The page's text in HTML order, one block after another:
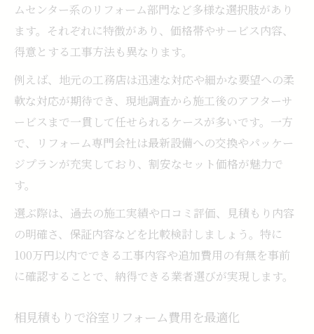
ムセンター系のリフォーム部門など多様な選択肢があり
ます。それぞれに特徴があり、価格帯やサービス内容、
得意とする工事方法も異なります。
例えば、地元の工務店は迅速な対応や細かな要望への柔
軟な対応が期待でき、現地調査から施工後のアフターサ
ービスまで一貫して任せられるケースが多いです。一方
で、リフォーム専門会社は最新設備への交換やパッケー
ジプランが充実しており、割安なセット価格が魅力で
す。
選ぶ際は、過去の施工実績や口コミ評価、見積もり内容
の明確さ、保証内容などを比較検討しましょう。特に
100万円以内でできる工事内容や追加費用の有無を事前
に確認することで、納得できる業者選びが実現します。
相見積もりで浴室リフォーム費用を最適化